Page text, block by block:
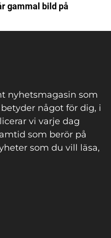
gammal bild på
nyhetsmagasin som
något för dig, i
vi varje dag
som berör på
som du vill läsa,